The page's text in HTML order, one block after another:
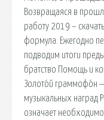
Возвращаяся в
работу 2019 –
формула. Ежегодно
подводим итоги
братство Помощь и
Золото́й граммофо́н
музыкальных наград
означает